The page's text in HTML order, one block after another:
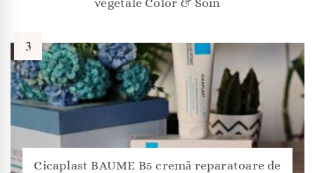
Cicaplast BAUME B5 cremă reparatoare de